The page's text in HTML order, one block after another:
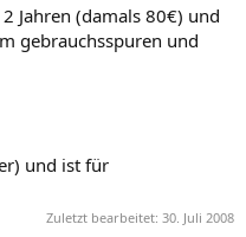
Jahren (damals 80€) und
gebrauchsspuren und
und ist für
Zuletzt bearbeitet: 30. Juli 2008